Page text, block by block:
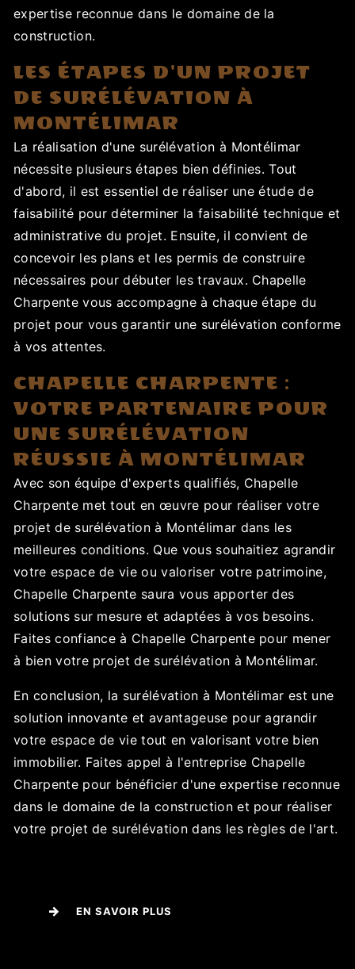
expertise reconnue dans le domaine de la
construction.
LES ÉTAPES D'UN PROJET
DE SURÉLÉVATION À
MONTÉLIMAR
La réalisation d'une surélévation à Montélimar
nécessite plusieurs étapes bien définies. Tout
d'abord, il est essentiel de réaliser une étude de
faisabilité pour déterminer la faisabilité technique et
administrative du projet. Ensuite, il convient de
concevoir les plans et les permis de construire
nécessaires pour débuter les travaux. Chapelle
Charpente vous accompagne à chaque étape du
projet pour vous garantir une surélévation conforme
à vos attentes.
CHAPELLE CHARPENTE :
VOTRE PARTENAIRE POUR
UNE SURÉLÉVATION
RÉUSSIE À MONTÉLIMAR
Avec son équipe d'experts qualifiés, Chapelle
Charpente met tout en œuvre pour réaliser votre
projet de surélévation à Montélimar dans les
meilleures conditions. Que vous souhaitiez agrandir
votre espace de vie ou valoriser votre patrimoine,
Chapelle Charpente saura vous apporter des
solutions sur mesure et adaptées à vos besoins.
Faites confiance à Chapelle Charpente pour mener
à bien votre projet de surélévation à Montélimar.
En conclusion, la surélévation à Montélimar est une
solution innovante et avantageuse pour agrandir
votre espace de vie tout en valorisant votre bien
immobilier. Faites appel à l'entreprise Chapelle
Charpente pour bénéficier d'une expertise reconnue
dans le domaine de la construction et pour réaliser
votre projet de surélévation dans les règles de l'art.
EN SAVOIR PLUS